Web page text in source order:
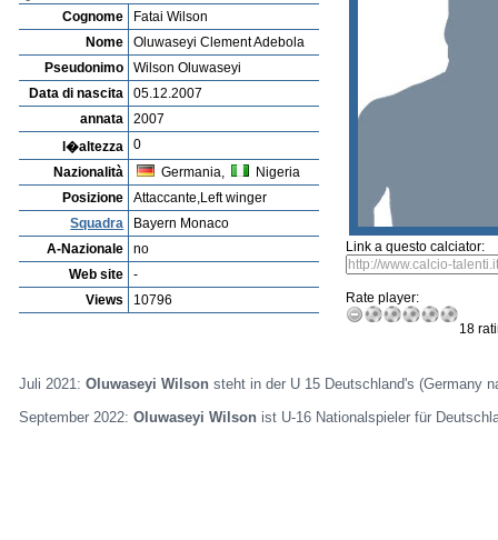
Cognome
Fatai Wilson
Nome
Oluwaseyi Clement Adebola
Pseudonimo
Wilson Oluwaseyi
Data di nascita
05.12.2007
annata
2007
l�altezza
0
Nazionalità
Germania,
Nigeria
Posizione
Attaccante,Left winger
Squadra
Bayern Monaco
A-Nazionale
no
Web site
-
Views
10796
Link a questo calciator:
Rate player:
18
Juli 2021:Oluwaseyi Wilsonsteht in der U 15 Deutschland's (Germany
September 2022:Oluwaseyi Wilson ist U-16 Nationalspieler für